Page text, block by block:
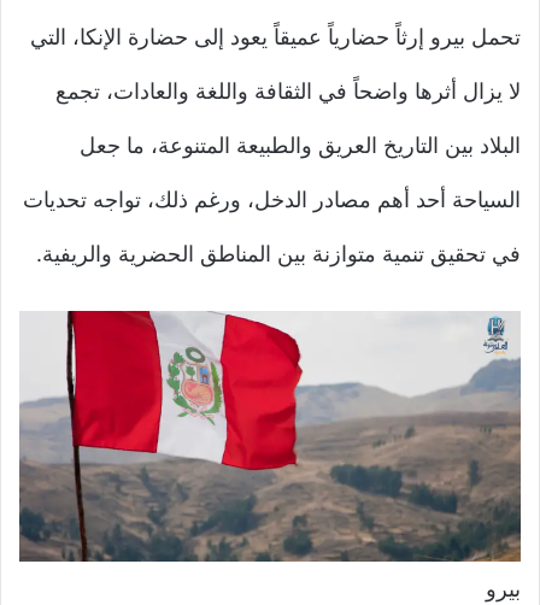
تحمل بيرو إرثاً حضارياً عميقاً يعود إلى حضارة الإنكا، التي
لا يزال أثرها واضحاً في الثقافة واللغة والعادات، تجمع
البلاد بين التاريخ العريق والطبيعة المتنوعة، ما جعل
السياحة أحد أهم مصادر الدخل، ورغم ذلك، تواجه تحديات
في تحقيق تنمية متوازنة بين المناطق الحضرية والريفية.
بيرو